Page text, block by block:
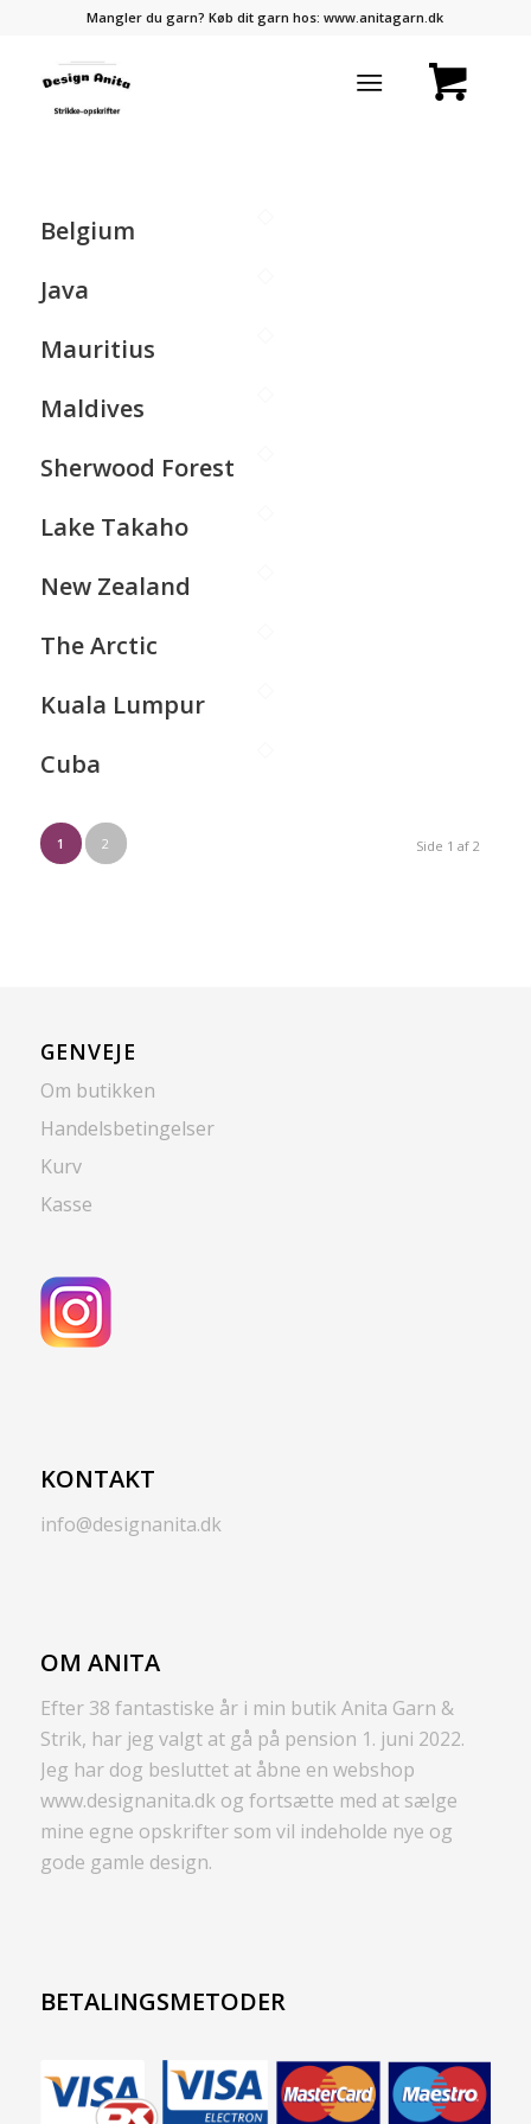
Mangler du garn? Køb dit garn hos:www.anitagarn.dk
Belgium
Java
Mauritius
Maldives
Sherwood Forest
Lake Takaho
New Zealand
The Arctic
Kuala Lumpur
Cuba
Side 1 af 2
1 2
GENVEJE
Om butikken
Handelsbetingelser
Kurv
Kasse
KONTAKT
info@designanita.dk
OM ANITA
Efter 38 fantastiske år i min butik Anita Garn &
Strik, har jeg valgt at gå på pension 1. juni 2022.
Jeg har dog besluttet at åbne en webshop
www.designanita.dk og fortsætte med at sælge
mine egne opskrifter som vil indeholde nye og
gode gamle design.
BETALINGSMETODER